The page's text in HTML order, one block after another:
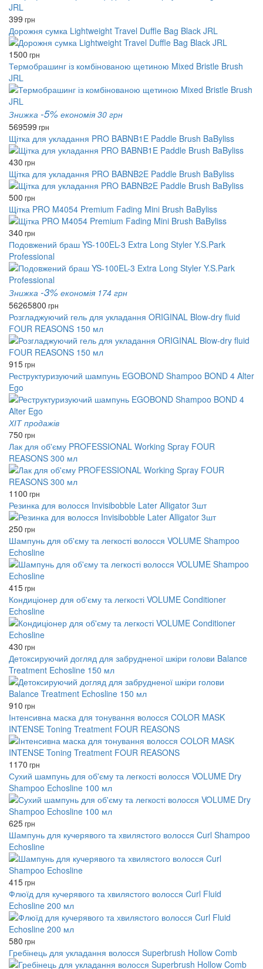
399 грн
Дорожня сумка Lightweight Travel Duffle Bag Black JRL
1500 грн
Термобрашинг із комбінованою щетиною Mixed Bristle Brush
JRL
Знижка -5% економія 30 грн
569599 грн
Щітка для укладання PRO BABNB1E Paddle Brush BaByliss
430 грн
Щітка для укладання PRO BABNB2E Paddle Brush BaByliss
500 грн
Щітка PRO M4054 Premium Fading Mini Brush BaByliss
340 грн
Подовжений браш YS-100EL-3 Extra Long Styler Y.S.Park
Professional
Знижка -3% економія 174 грн
56265800 грн
Розгладжуючий гель для укладання ORIGINAL Blow-dry fluid
FOUR REASONS 150 мл
915грн
Реструктуризуючий шампунь EGOBOND Shampoo BOND 4 Alter
Ego
ХІТ продажів
750 грн
Лак для об'єму PROFESSIONAL Working Spray FOUR
REASONS 300 мл
1100 грн
Резинка для волосся Invisibobble Later Alligator 3шт
250 грн
Шампунь для об'єму та легкості волосся VOLUME Shampoo
Echosline
415грн
Кондиціонер для об'єму та легкості VOLUME Conditioner
Echosline
430 грн
Детоксируючий догляд для забрудненої шкіри голови Balance
Treatment Echosline 150 мл
910 грн
Інтенсивна маска для тонування волосся COLOR MASK
INTENSE Toning Treatment FOUR REASONS
1170 грн
Сухий шампунь для об'єму та легкості волосся VOLUME Dry
Shampoo Echosline 100 мл
625грн
Шампунь для кучерявого та хвилястого волосся Curl Shampoo
Echosline
415грн
Флюїд для кучерявого та хвилястого волосся Curl Fluid
Echosline 200 мл
580 грн
Гребінець для укладання волосся Superbrush Hollow Comb